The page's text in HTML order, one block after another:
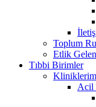
Toplum
Etlik
Tıbbi Birimler
Acil